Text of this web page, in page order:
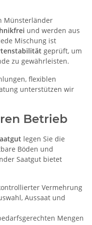
Münsterländer
und werden aus
Mischung ist
geprüft, um
zu gewährleisten.
flexiblen
unterstützen wir
Betrieb
legen Sie die
Böden und
Saatgut bietet
Vermehrung
Aussaat und
Mengen